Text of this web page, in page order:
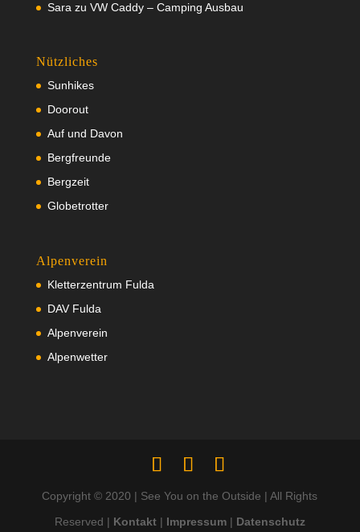
Sarazu VW Caddy – Camping Ausbau
Nützliches
Sunhikes
Doorout
Auf und Davon
Bergfreunde
Bergzeit
Globetrotter
Alpenverein
Kletterzentrum Fulda
DAV Fulda
Alpenverein
Alpenwetter
Copyright © 2020 | See You on the Outside | All Rights
Reserved | Kontakt| Impressum| Datenschutz